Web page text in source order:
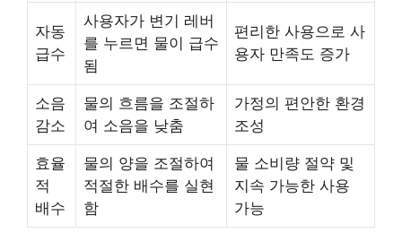
자동
급수
사용자가 변기 레버
를 누르면 물이 급수
됨
편리한 사용으로 사
용자 만족도 증가
소음
감소
물의 흐름을 조절하
여 소음을 낮춤
가정의 편안한 환경
조성
효율
적
배수
물의 양을 조절하여
적절한 배수를 실현
함
물 소비량 절약 및
지속 가능한 사용
가능